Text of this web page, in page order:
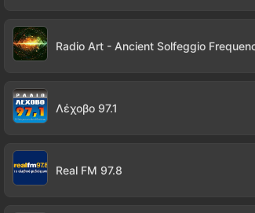
Radio Art - Ancient Solfeggio
Λέχοβο 97.1
Real FM 97.8